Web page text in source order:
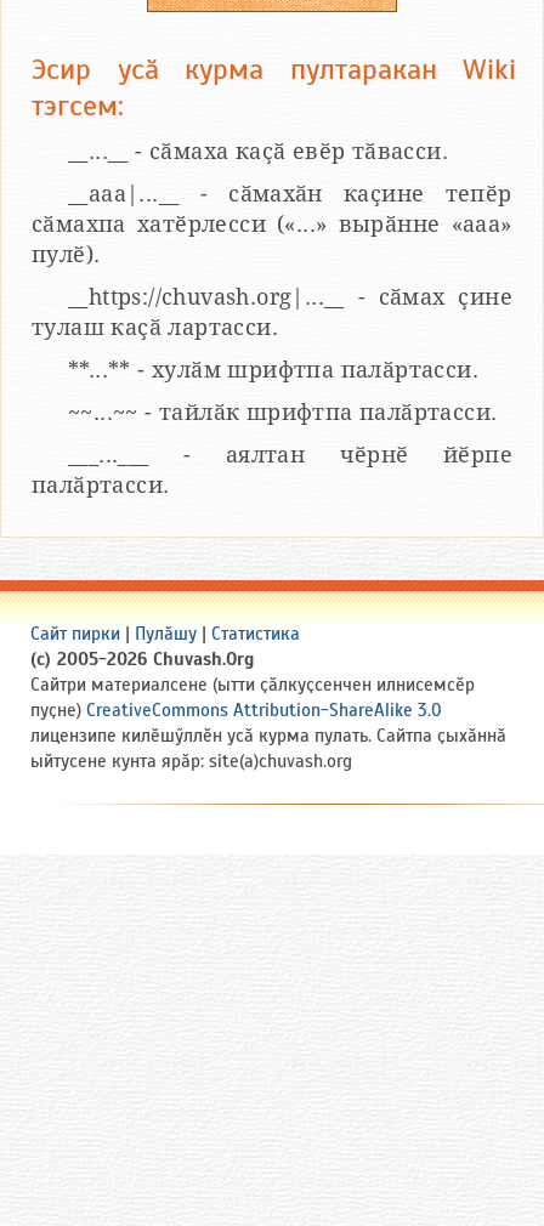
Эсир усӑ курма пултаракан Wiki
тэгсем:
__...__ - сӑмаха каҫӑ евӗр тӑвасси.
__aaa|...__ - сӑмахӑн каҫине тепӗр
сӑмахпа хатӗрлесси («...» вырӑнне «ааа»
пулӗ).
__https://chuvash.org|...__ - сӑмах ҫине
тулаш каҫӑ лартасси.
**...** - хулӑм шрифтпа палӑртасси.
~~...~~ - тайлӑк шрифтпа палӑртасси.
___...___ - аялтан чӗрнӗ йӗрпе
палӑртасси.
Сайт пирки | Пулӑшу | Статистика
(c) 2005-2026 Chuvash.Org
Сайтри материалсене (ытти ҫӑлкуҫсенчен илнисемсӗр
пуҫне) CreativeCommons Attribution-ShareAlike 3.0
лицензипе килӗшӳллӗн усӑ курма пулать. Сайтпа ҫыхӑннӑ
ыйтусене кунта ярӑр: site(a)chuvash.org